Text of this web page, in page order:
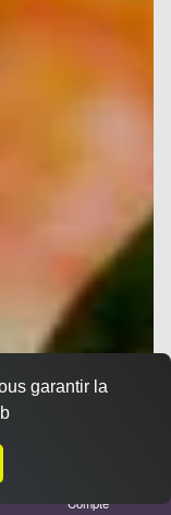
Compte
garantir la